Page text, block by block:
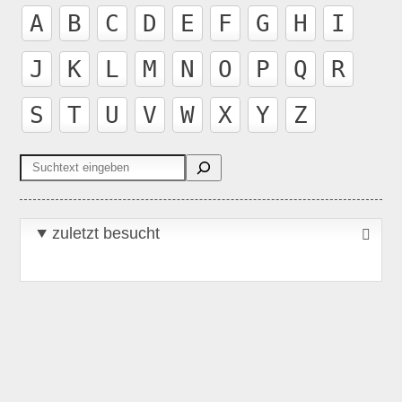
A B C D E F G H
I
J
K L M N O P Q
R
S
T U V W X Y Z
Suchen
zuletzt besucht